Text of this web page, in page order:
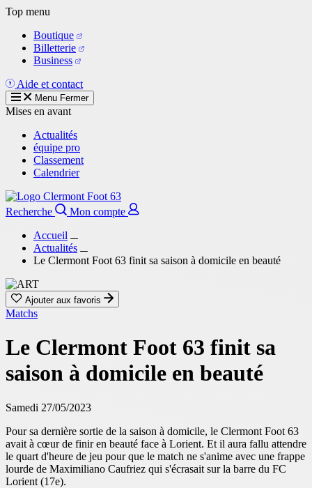
Aller
contenu
principal
Top menu
Boutique
Billetterie
Business
Aide et contact
Menu Fermer
Mises en avant
Actualités
équipe pro
Classement
Calendrier
Recherche
Mon compte
Accueil
Actualités
Le Clermont Foot 63 finit sa saison à domicile en beauté
Ajouter aux favoris
Matchs
Le Clermont Foot 63 finit sa
saison à domicile en beauté
Samedi 27/05/2023
Pour sa dernière sortie de la saison à domicile, le Clermont Foot 63
avait à cœur de finir en beauté face à Lorient. Et il aura fallu attendre
le quart d'heure de jeu pour que le match ne s'anime avec une frappe
lourde de Maximiliano Caufriez qui s'écrasait sur la barre du FC
Lorient (17e).